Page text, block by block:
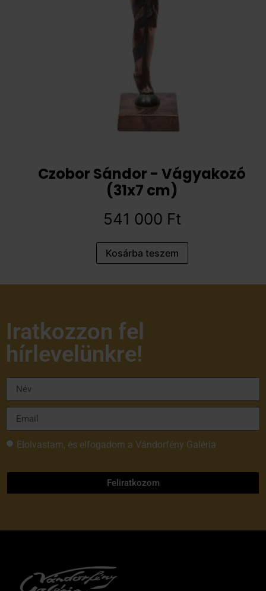
Czobor Sándor - Vágyakozó
(31x7 cm)
541 000 Ft
Kosárba teszem
Iratkozzon fel
hírlevelünkre!
Elolvastam, és elfogadom a Vándorfény Galéria
Feliratkozom